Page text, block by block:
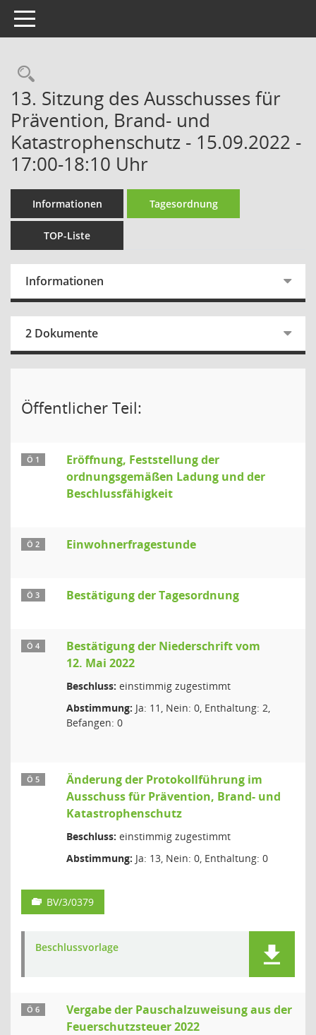
Toggle navigation
Rechercheauswahl
13. Sitzung des Ausschusses für
Prävention, Brand- und
Katastrophenschutz - 15.09.2022 -
17:00-18:10 Uhr
Informationen Tagesordnung
TOP-Liste
Informationen
2 Dokumente
Öffentlicher Teil:
Ö 1
Eröffnung, Feststellung der
ordnungsgemäßen Ladung und der
Beschlussfähigkeit
Ö 2 Einwohnerfragestunde
Ö 3 Bestätigung der Tagesordnung
Ö 4
Bestätigung der Niederschrift vom
12. Mai 2022
Beschluss: einstimmig zugestimmt
Abstimmung: Ja: 11, Nein: 0, Enthaltung: 2,
Befangen: 0
Ö 5
Änderung der Protokollführung im
Ausschuss für Prävention, Brand- und
Katastrophenschutz
Beschluss: einstimmig zugestimmt
Abstimmung: Ja: 13, Nein: 0, Enthaltung: 0
BV/3/0379
Beschlussvorlage
Ö 6
Vergabe der Pauschalzuweisung aus der
Feuerschutzsteuer 2022